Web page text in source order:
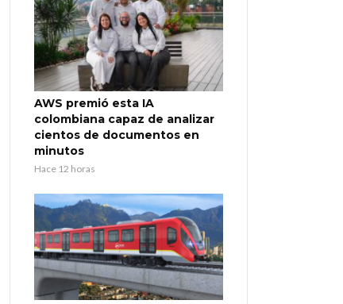
AWS premió esta IA
colombiana capaz de analizar
cientos de documentos en
minutos
Hace 12 horas